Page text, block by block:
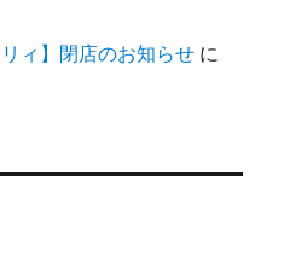
ィ】閉店のお知らせ に